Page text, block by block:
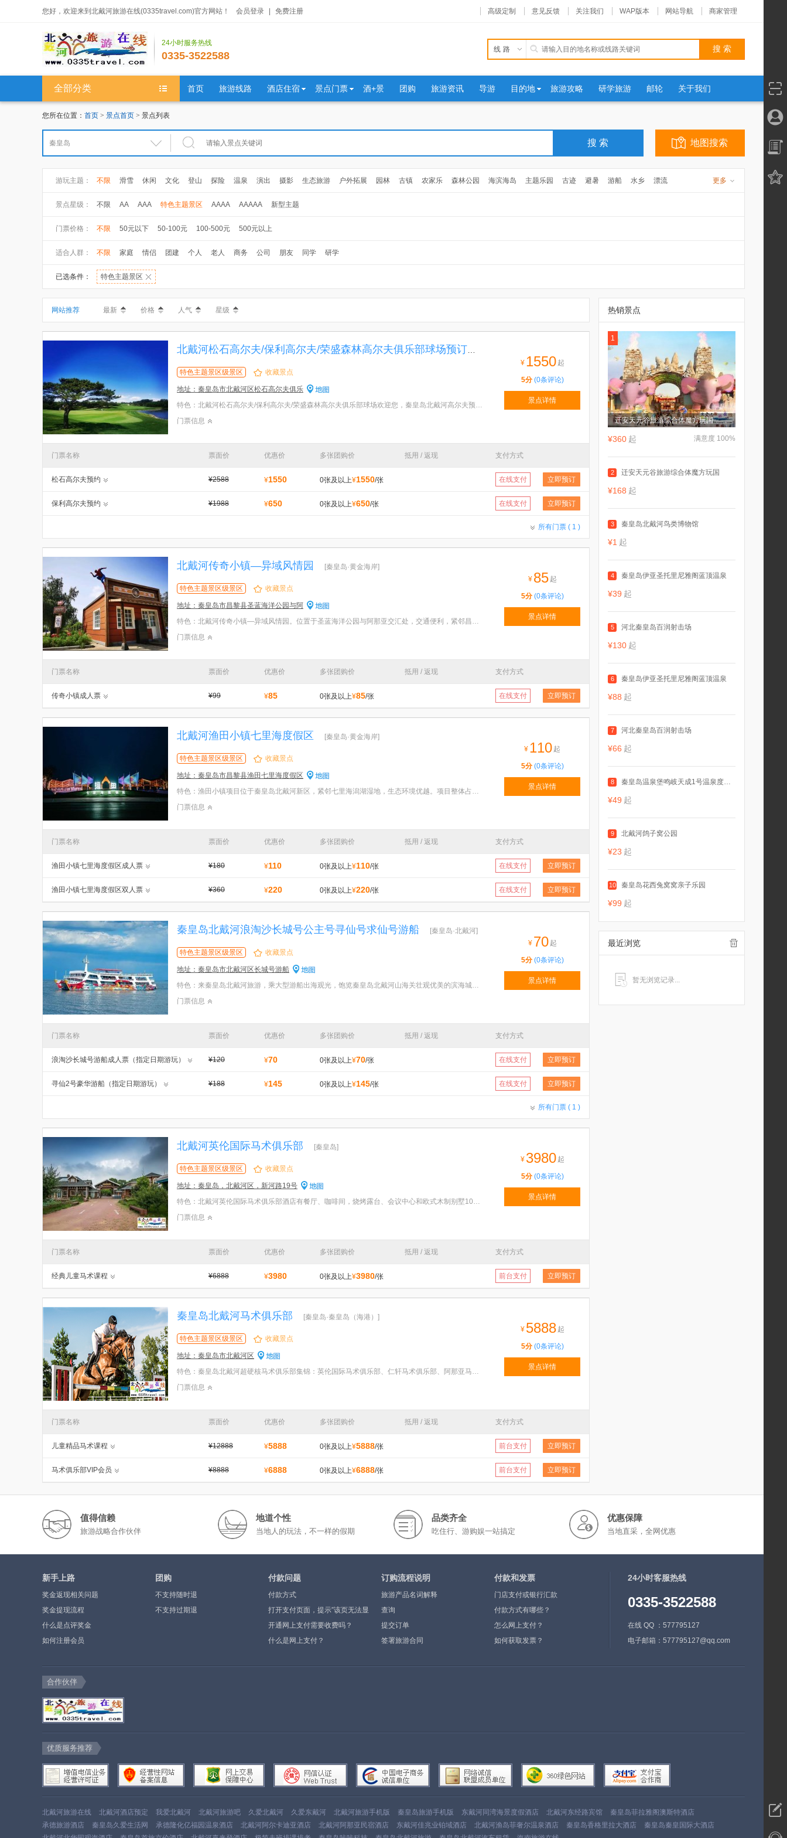
您好，欢迎来到北戴河旅游在线(0335travel.com)官方网站！ 会员登录 免费注册 高级定制 意见反馈 关注我们 WAP版本 网站导航 商家管理
24小时服务热线
0335-3522588
线路
全部分类 首页 旅游线路 酒店住宿 景点门票 酒+景 团购 旅游资讯 导游 目的地 旅游攻略 研学旅游 邮轮 关于我们
您所在位置： 首页 > 景点首页 > 景点列表
地图搜索
游玩主题： 不限 滑雪 休闲 文化 登山 探险 温泉 演出 摄影 生态旅游 户外拓展 园林 古镇 农家乐 森林公园 海滨海岛 主题乐园 古迹 避暑 游船 水乡
漂流
更多
景点星级： 不限 AA AAA 特色主题景区 AAAA AAAAA 新型主题
门票价格： 不限 50元以下 50-100元 100-500元 500元以上
适合人群： 不限 家庭 情侣 团建 个人 老人 商务 公司 朋友 同学 研学
已选条件： 特色主题景区
网站推荐 最新 价格 人气 星级
特色主题景区级景区 收藏景点
地址：秦皇岛市北戴河区松石高尔夫俱乐
特色：北戴河松石高尔夫/保利高尔夫/荣盛森林高尔夫俱乐部球场欢迎您，秦皇岛北戴河高尔夫预订电话1863
门票信息
¥ 1550 起
5分(0条评论)
景点详情
门票名称 票面价 优惠价 多张团购价 抵用 / 返现 支付方式
松石高尔夫预约 ¥2588 ¥1550 0张及以上¥1550/张 在线支付 立即预订
保利高尔夫预约 ¥1988 ¥650 0张及以上¥650/张 在线支付 立即预订
所有门票 ( 1 )
北戴河传奇小镇—异域风情园 [秦皇岛·黄金海岸]
特色主题景区级景区 收藏景点
地址：秦皇岛市昌黎县圣蓝海洋公园与阿
特色：北戴河传奇小镇—异域风情园。位置于圣蓝海洋公园与阿那亚交汇处，交通便利，紧邻昌黎县机场快速
门票信息
¥ 85 起
5分(0条评论)
景点详情
门票名称 票面价 优惠价 多张团购价 抵用 / 返现 支付方式
传奇小镇成人票 ¥99 ¥85 0张及以上¥85/张 在线支付 立即预订
北戴河渔田小镇七里海度假区 [秦皇岛·黄金海岸]
特色主题景区级景区 收藏景点
地址：秦皇岛市昌黎县渔田七里海度假区
特色：渔田小镇项目位于秦皇岛北戴河新区，紧邻七里海潟湖湿地，生态环境优越。项目整体占地2400亩，总
门票信息
¥ 110 起
5分(0条评论)
景点详情
门票名称 票面价 优惠价 多张团购价 抵用 / 返现 支付方式
渔田小镇七里海度假区成人票 ¥180 ¥110 0张及以上¥110/张 在线支付 立即预订
渔田小镇七里海度假区双人票 ¥360 ¥220 0张及以上¥220/张 在线支付 立即预订
秦皇岛北戴河浪淘沙长城号公主号寻仙号求仙号游船 [秦皇岛·北戴河]
特色主题景区级景区 收藏景点
地址：秦皇岛市北戴河区长城号游船
特色：来秦皇岛北戴河旅游，乘大型游船出海观光，饱览秦皇岛北戴河山海关壮观优美的滨海城市芳容，体验
门票信息
¥ 70 起
5分(0条评论)
景点详情
门票名称 票面价 优惠价 多张团购价 抵用 / 返现 支付方式
浪淘沙长城号游船成人票（指定日期游玩） ¥120 ¥70 0张及以上¥70/张 在线支付 立即预订
寻仙2号豪华游船（指定日期游玩） ¥188 ¥145 0张及以上¥145/张 在线支付 立即预订
所有门票 ( 1 )
北戴河英伦国际马术俱乐部 [秦皇岛]
特色主题景区级景区 收藏景点
地址：秦皇岛，北戴河区，新河路19号
特色：北戴河英伦国际马术俱乐部酒店有餐厅、咖啡间，烧烤露台、会议中心和欧式木制别墅10余座，房间卫
门票信息
¥ 3980 起
5分(0条评论)
景点详情
门票名称 票面价 优惠价 多张团购价 抵用 / 返现 支付方式
经典儿童马术课程 ¥6888 ¥3980 0张及以上¥3980/张 前台支付 立即预订
秦皇岛北戴河马术俱乐部 [秦皇岛·秦皇岛（海港）]
特色主题景区级景区 收藏景点
地址：秦皇岛市北戴河区
特色：秦皇岛北戴河超硬核马术俱乐部集锦：英伦国际马术俱乐部、仁轩马术俱乐部、阿那亚马会，秦皇岛北
门票信息
¥ 5888 起
5分(0条评论)
景点详情
门票名称 票面价 优惠价 多张团购价 抵用 / 返现 支付方式
儿童精品马术课程 ¥12888 ¥5888 0张及以上¥5888/张 前台支付 立即预订
马术俱乐部VIP会员 ¥8888 ¥6888 0张及以上¥6888/张 前台支付 立即预订
热销景点
1
迁安天元谷旅游综合体魔方玩国
满意度 100%
¥360 起
2 迁安天元谷旅游综合体魔方玩国
¥168 起
3 秦皇岛北戴河鸟类博物馆
¥1 起
4 秦皇岛伊亚圣托里尼雅阁蓝顶温泉
¥39 起
5 河北秦皇岛百润射击场
¥130 起
6 秦皇岛伊亚圣托里尼雅阁蓝顶温泉
¥88 起
7 河北秦皇岛百润射击场
¥66 起
8 秦皇岛温泉堡鸣岐天成1号温泉度假村
¥49 起
9 北戴河鸽子窝公园
¥23 起
10 秦皇岛花西兔窝窝亲子乐园
¥99 起
最近浏览
暂无浏览记录...
值得信赖
旅游战略合作伙伴
地道个性
当地人的玩法，不一样的假期
品类齐全
吃住行、游购娱一站搞定
优惠保障
当地直采，全网优惠
新手上路
奖金返现相关问题
奖金提现流程
什么是点评奖金
如何注册会员
团购
不支持随时退
不支持过期退
付款问题
付款方式
打开支付页面，提示”该页无法显
示”或空白页，可能是什么原因？
开通网上支付需要收费吗？
什么是网上支付？
订购流程说明
旅游产品名词解释
查询
提交订单
签署旅游合同
付款和发票
门店支付或银行汇款
付款方式有哪些？
怎么网上支付？
如何获取发票？
24小时客服热线
0335-3522588
在线 QQ ：577795127
电子邮箱：577795127@qq.com
合作伙伴
优质服务推荐
北戴河旅游在线 北戴河酒店预定 我爱北戴河 北戴河旅游吧 久爱北戴河 久爱东戴河 北戴河旅游手机版 秦皇岛旅游手机版 东戴河同湾海景度假酒店 北戴河东经路宾馆
秦皇岛菲拉雅阁澳斯特酒店
承德旅游酒店
秦皇岛久爱生活网 承德隆化亿福园温泉酒店 北戴河阿尔卡迪亚酒店 北戴河阿那亚民宿酒店 东戴河佳兆业铂域酒店 北戴河渔岛菲奢尔温泉酒店 秦皇岛香格里拉大酒店
秦皇岛秦皇国际大酒店